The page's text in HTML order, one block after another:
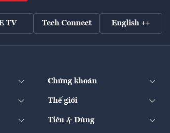
TV Tech Connect English ++
Chứng khoán
Thế giới
Tiêu & Dùng